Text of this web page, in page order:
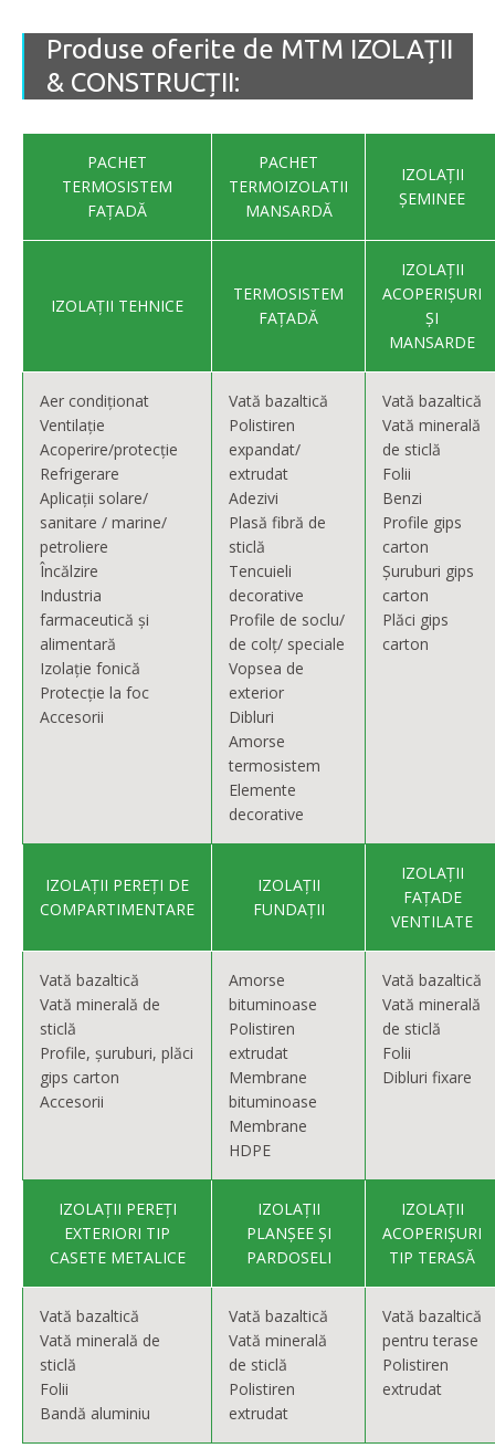
Produse oferite de MTM IZOLAȚII
& CONSTRUCȚII:
PACHET
TERMOSISTEM
FAȚADĂ
PACHET
TERMOIZOLATII
MANSARDĂ
IZOLAȚII
ȘEMINEE
IZOLAȚII TEHNICE
TERMOSISTEM
FAȚADĂ
IZOLAȚII
ACOPERIȘURI
ȘI
MANSARDE
Aer condiționat
Ventilație
Acoperire/protecție
Refrigerare
Aplicații solare/
sanitare / marine/
petroliere
Încălzire
Industria
farmaceutică și
alimentară
Izolație fonică
Protecție la foc
Accesorii
Vată bazaltică
Polistiren
expandat/
extrudat
Adezivi
Plasă fibră de
sticlă
Tencuieli
decorative
Profile de soclu/
de colț/ speciale
Vopsea de
exterior
Dibluri
Amorse
termosistem
Elemente
decorative
Vată bazaltică
Vată minerală
de sticlă
Folii
Benzi
Profile gips
carton
Șuruburi gips
carton
Plăci gips
carton
IZOLAȚII PEREȚI DE
COMPARTIMENTARE
IZOLAȚII
FUNDAȚII
IZOLAȚII
FAȚADE
VENTILATE
Vată bazaltică
Vată minerală de
sticlă
Profile, șuruburi, plăci
gips carton
Accesorii
Amorse
bituminoase
Polistiren
extrudat
Membrane
bituminoase
Membrane
HDPE
Vată bazaltică
Vată minerală
de sticlă
Folii
Dibluri fixare
IZOLAȚII PEREȚI
EXTERIORI TIP
CASETE METALICE
IZOLAȚII
PLANȘEE ȘI
PARDOSELI
IZOLAȚII
ACOPERIȘURI
TIP TERASĂ
Vată bazaltică
Vată minerală de
sticlă
Folii
Bandă aluminiu
Vată bazaltică
Vată minerală
de sticlă
Polistiren
extrudat
Vată bazaltică
pentru terase
Polistiren
extrudat